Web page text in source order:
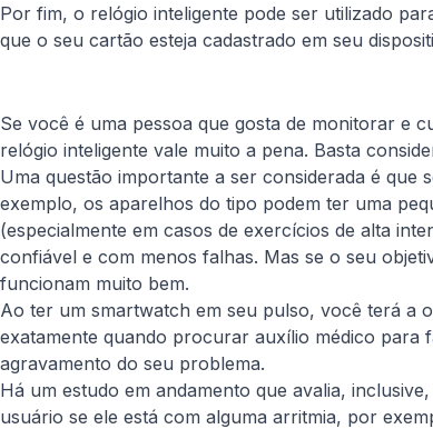
Por fim, o relógio inteligente pode ser utilizado
que o seu cartão esteja cadastrado em seu
Se você é uma pessoa que gosta de monitorar e
relógio inteligente vale muito a pena. Basta
Uma questão importante a ser considerada é
exemplo, os aparelhos do tipo podem ter uma
(especialmente em casos de exercícios de alta
confiável e com menos falhas. Mas se o seu
funcionam muito bem.
Ao ter um smartwatch em seu pulso, você terá a
exatamente quando procurar auxílio médico para
agravamento do seu problema.
Há um estudo em andamento que avalia,
usuário se ele está com alguma arritmia, por